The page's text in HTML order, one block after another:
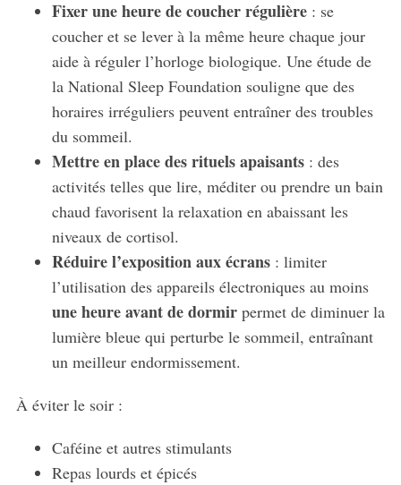
Fixer une heure de coucher régulière: se
coucher et se lever à la même heure chaque jour
aide à réguler l’horloge biologique. Une étude de
la National Sleep Foundation souligne que des
horaires irréguliers peuvent entraîner des troubles
du sommeil.
Mettre en place des rituels apaisants: des
activités telles que lire, méditer ou prendre un bain
chaud favorisent la relaxation en abaissant les
niveaux de cortisol.
Réduire l’exposition aux écrans: limiter
l’utilisation des appareils électroniques au moins
une heure avant de dormirpermet de diminuer la
lumière bleue qui perturbe le sommeil, entraînant
un meilleur endormissement.
À éviter le soir :
Caféine et autres stimulants
Repas lourds et épicés